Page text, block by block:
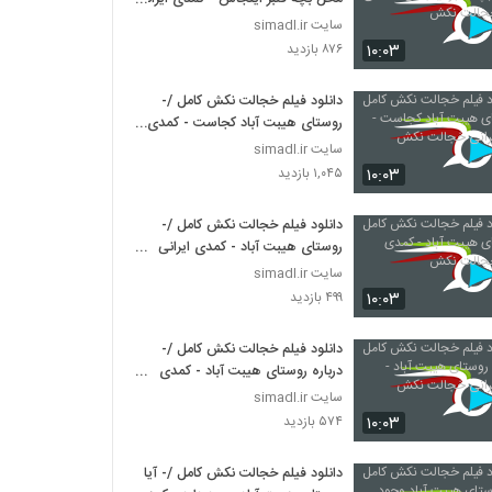
۱۰:۰۳
خجالت نکش
سایت simadl.ir
۸۷۶ بازدید
۱۰:۰۳
دانلود فیلم خجالت نکش کامل /-
روستای هیبت آباد کجاست - کمدی
ایرانی خجالت نکش
سایت simadl.ir
۱,۰۴۵ بازدید
۱۰:۰۳
دانلود فیلم خجالت نکش کامل /-
روستای هیبت آباد - کمدی ایرانی
خجالت نکش
سایت simadl.ir
۴۹۹ بازدید
۱۰:۰۳
دانلود فیلم خجالت نکش کامل /-
درباره روستای هیبت آباد - کمدی
ایرانی خجالت نکش
سایت simadl.ir
۵۷۴ بازدید
دانلود فیلم خجالت نکش کامل /- آیا